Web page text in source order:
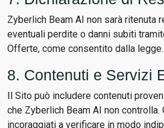
Zyberlich Beam AI non sarà ritenuta
eventuali perdite o danni subiti
Offerte, come consentito dalla legge.
8. Contenuti e Servizi
Il Sito può includere contenuti
che Zyberlich Beam AI non controlla.
incoraggiati a verificare in modo